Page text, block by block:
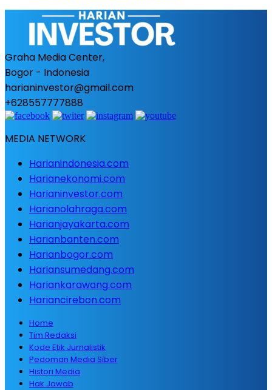
Graha Media Center,
Bogor - Indonesia
harianinvestor@gmail.com
+628557777888
MEDIA NETWORK
Harianindonesia.com
Harianekonomi.com
Harianinvestor.com
Harianolahraga.com
Harianjayakarta.com
Harianbanten.com
Harianbogor.com
Hariansumedang.com
Hariankarawang.com
Hariancirebon.com
Home
Tim Redaksi
Kode Etik Jurnalistik
Pedoman Media Siber
Histori Media
Hak Jawab